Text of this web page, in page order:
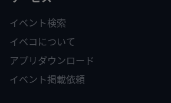
イベント検索
イベコについて
アプリダウンロード
イベント掲載依頼